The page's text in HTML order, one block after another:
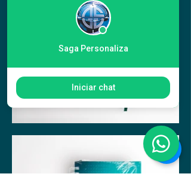
Saga Personaliza
Iniciar chat